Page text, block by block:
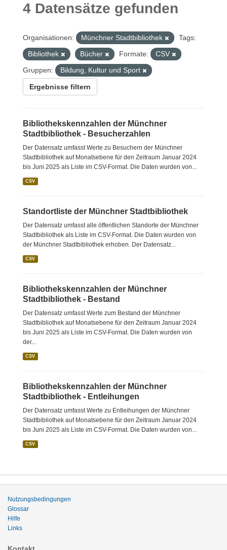
4 Datensätze gefunden
Organisationen: Münchner Stadtbibliothek
Tags:
Bibliothek
Bücher Formate:
CSV
Gruppen:
Bildung, Kultur und Sport
Ergebnisse filtern
Bibliothekskennzahlen der Münchner
Stadtbibliothek - Besucherzahlen
Der Datensatz umfasst Werte zu Besuchern der Münchner
Stadtbibliothek auf Monatsebene für den Zeitraum Januar 2024
bis Juni 2025 als Liste im CSV-Format. Die Daten wurden von...
CSV
Standortliste der Münchner Stadtbibliothek
Der Datensatz umfasst alle öffentlichen Standorte der Münchner
Stadtbibliothek als Liste im CSV-Format. Die Daten wurden von
der Münchner Stadtbibliothek erhoben. Der Datensatz...
CSV
Bibliothekskennzahlen der Münchner
Stadtbibliothek - Bestand
Der Datensatz umfasst Werte zum Bestand der Münchner
Stadtbibliothek auf Monatsebene für den Zeitraum Januar 2024
bis Juni 2025 als Liste im CSV-Format. Die Daten wurden von
der...
CSV
Bibliothekskennzahlen der Münchner
Stadtbibliothek - Entleihungen
Der Datensatz umfasst Werte zu Entleihungen der Münchner
Stadtbibliothek auf Monatsebene für den Zeitraum Januar 2024
bis Juni 2025 als Liste im CSV-Format. Die Daten wurden von...
CSV
Nutzungsbedingungen
Glossar
Hilfe
Links